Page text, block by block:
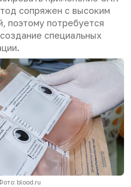
сопряжен с высоким
поэтому потребуется
специальных
blood.ru